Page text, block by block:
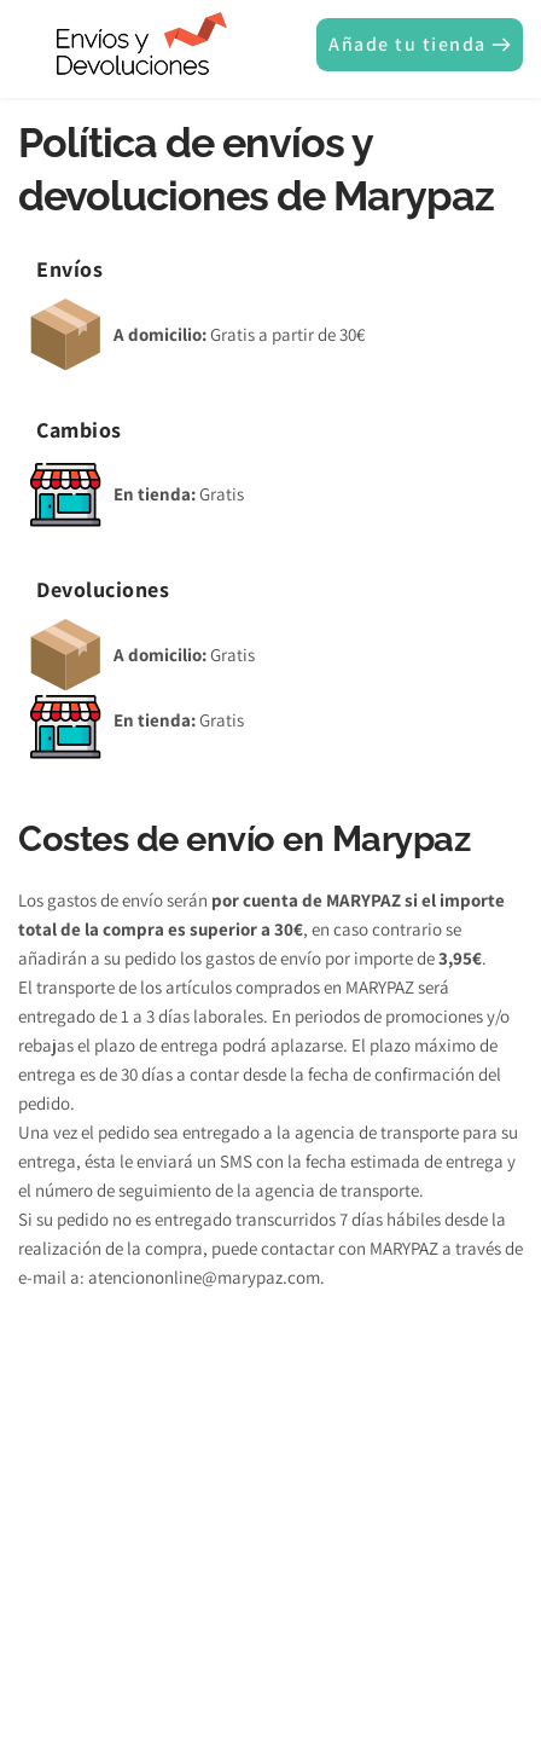
Añade tu tienda
Política de envíos y
devoluciones de Marypaz
Envíos
A domicilio: Gratis a partir de 30€
Cambios
En tienda: Gratis
Devoluciones
A domicilio: Gratis
En tienda: Gratis
Costes de envío en Marypaz
Los gastos de envío serán por cuenta de MARYPAZ si el importe
total de la compra es superior a 30€, en caso contrario se
añadirán a su pedido los gastos de envío por importe de 3,95€.
El transporte de los artículos comprados en MARYPAZ será
entregado de 1 a 3 días laborales. En periodos de promociones y/o
rebajas el plazo de entrega podrá aplazarse. El plazo máximo de
entrega es de 30 días a contar desde la fecha de confirmación del
pedido.
Una vez el pedido sea entregado a la agencia de transporte para su
entrega, ésta le enviará un SMS con la fecha estimada de entrega y
el número de seguimiento de la agencia de transporte.
Si su pedido no es entregado transcurridos 7 días hábiles desde la
realización de la compra, puede contactar con MARYPAZ a través de
e-mail a: atenciononline@marypaz.com.